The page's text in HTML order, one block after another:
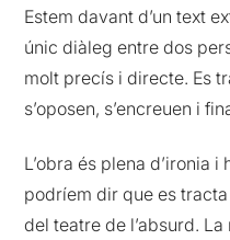
Estem davant d’un text
únic diàleg entre dos
molt precís i directe. Es
s’oposen, s’encreuen i
L’obra és plena d’ironia
podríem dir que es
del teatre de l’absurd.